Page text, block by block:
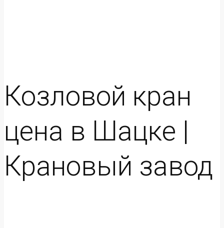
Козловой кран
цена в Шацке |
Крановый завод